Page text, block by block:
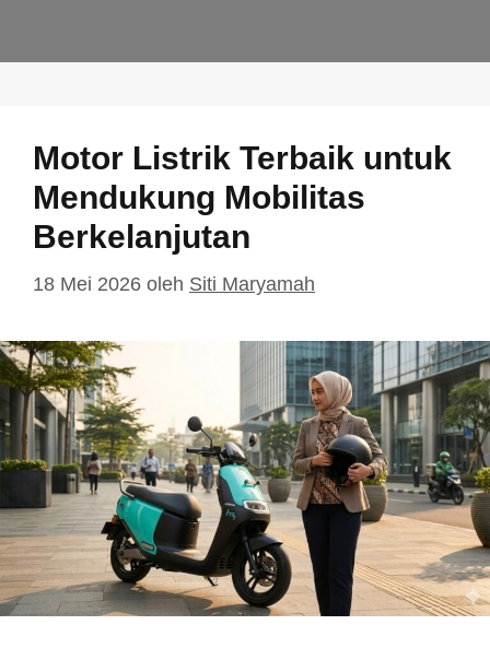
Motor Listrik Terbaik untuk
Mendukung Mobilitas
Berkelanjutan
18 Mei 2026 oleh Siti Maryamah